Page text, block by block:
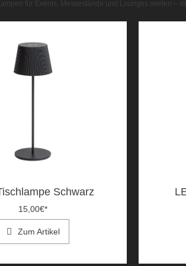
für Events, Messestände und Lounges mieten –
Schwarz
15,00€*
Zum Artikel